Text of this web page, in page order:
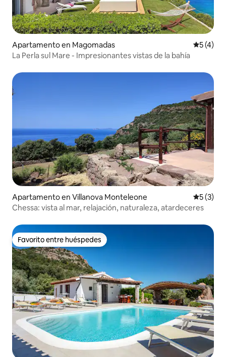
Apartamento en Magomadas
5 (4)
La Perla sul Mare - Impresionantes vistas de la bahía
Apartamento en Villanova Monteleone
5 (3)
Chessa: vista al mar, relajación, naturaleza, atardeceres
Favorito entre huéspedes
Favorito entre huéspedes